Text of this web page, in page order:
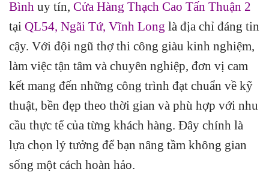
Bình uy tín, Cửa Hàng Thạch Cao Tấn Thuận 2
tại QL54, Ngãi Tứ, Vĩnh Long là địa chỉ đáng tin
cậy. Với đội ngũ thợ thi công giàu kinh nghiệm,
làm việc tận tâm và chuyên nghiệp, đơn vị cam
kết mang đến những công trình đạt chuẩn về kỹ
thuật, bền đẹp theo thời gian và phù hợp với nhu
cầu thực tế của từng khách hàng. Đây chính là
lựa chọn lý tưởng để bạn nâng tầm không gian
sống một cách hoàn hảo.